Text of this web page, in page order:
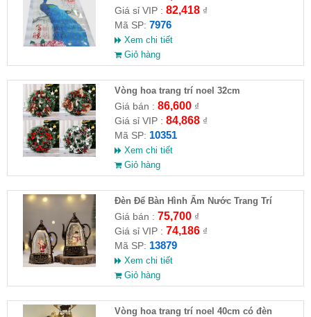
Giá sỉ VIP : 82,418₫
Mã SP: 7976
Xem chi tiết
Giỏ hàng
Vòng hoa trang trí noel 32cm
Giá bán : 86,600₫
Giá sỉ VIP : 84,868₫
Mã SP: 10351
Xem chi tiết
Giỏ hàng
Đèn Để Bàn Hình Ấm Nước Trang Trí
Giáng Sinh
Giá bán : 75,700₫
Giá sỉ VIP : 74,186₫
Mã SP: 13879
Xem chi tiết
Giỏ hàng
Vòng hoa trang trí noel 40cm có đèn